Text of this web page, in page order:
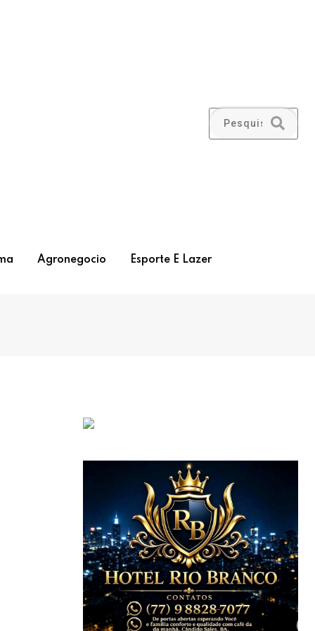
Agronegocio Esporte E Lazer